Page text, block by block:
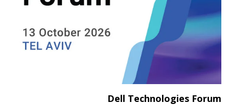
Dell Technologies Forum